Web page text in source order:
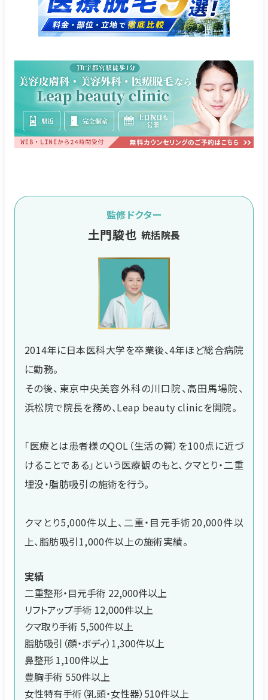
監修ドクター
土門駿也 統括院長
2014年に日本医科大学を卒業後、4年ほど総合病院
に勤務。
その後、東京中央美容外科の川口院、高田馬場院、
浜松院で院長を務め、Leap beauty clinicを開院。
「医療とは患者様のQOL（生活の質）を100点に近づ
けることである」という医療観のもと、クマとり・二重
埋没・脂肪吸引の施術を行う。
クマとり5,000件以上、二重・目元手術20,000件以
上、脂肪吸引1,000件以上の施術実績。
実績
二重整形・目元手術 22,000件以上
リフトアップ手術 12,000件以上
クマ取り手術 5,500件以上
脂肪吸引（顔・ボディ）1,300件以上
鼻整形 1,100件以上
豊胸手術 550件以上
女性特有手術（乳頭・女性器）510件以上